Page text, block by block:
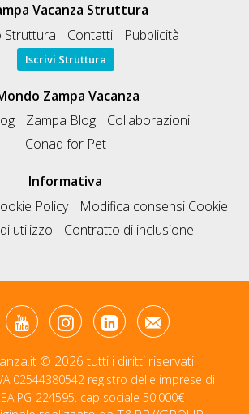
Vacanza Struttura
Struttura
Contatti Pubblicità
Iscrivi Struttura
Zampa Vacanza
Zampa Blog
Collaborazioni
Conad for Pet
Informativa
Policy
Modifica consensi Cookie
utilizzo
Contratto di inclusione
© 2026 tutti i diritti riservati.
02544380542 registro delle imprese di
PG-224595. cap sociale 50.000€